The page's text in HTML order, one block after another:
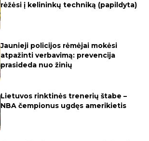
rėžėsi į kelininkų techniką (papildyta)
Jaunieji policijos rėmėjai mokėsi
atpažinti verbavimą: prevencija
prasideda nuo žinių
Lietuvos rinktinės trenerių štabe –
NBA čempionus ugdęs amerikietis